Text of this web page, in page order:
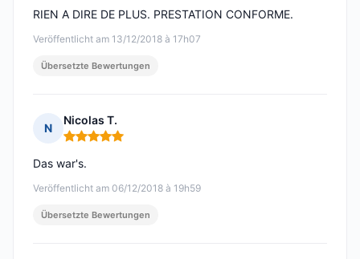
Veröffentlicht am 13/12/2018 à 17h07
RIEN A DIRE DE PLUS. PRESTATION CONFORME.
Übersetzte Bewertungen
N
Nicolas T.
Hinweis: 5 von 5
Veröffentlicht am 06/12/2018 à 19h59
Das war's.
Übersetzte Bewertungen